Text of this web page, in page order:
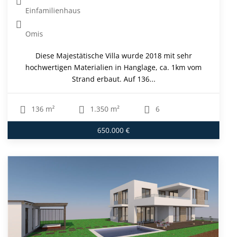
Einfamilienhaus
Omis
Diese Majestätische Villa wurde 2018 mit sehr
hochwertigen Materialien in Hanglage, ca. 1km vom
Strand erbaut. Auf 136...
136 m² 1.350 m² 6
650.000 €